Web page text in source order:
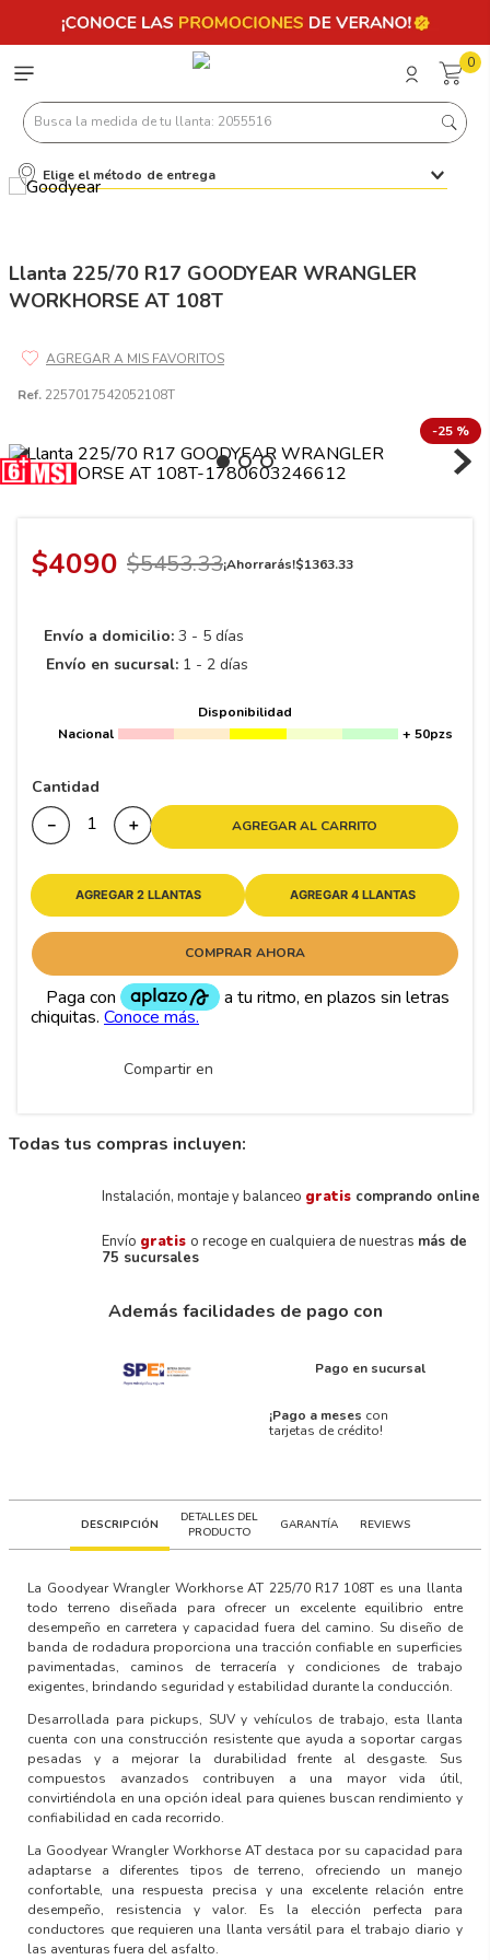
0
Busca la medida de tu llanta: 2055516
Elige el método de entrega
Llanta 225/70 R17 GOODYEAR WRANGLER
WORKHORSE AT 108T
Ref. 2257017542052108T
-25 %
$4090 $5453.33¡Ahorrarás!$1363.33
Envío a domicilio: 3 - 5 días
Envío en sucursal: 1 - 2 días
Disponibilidad
Nacional
+ 50pzs
Cantidad
＋
－ AGREGAR AL CARRITO
AGREGAR 2 LLANTAS AGREGAR 4 LLANTAS
COMPRAR AHORA
Compartir en
Todas tus compras incluyen:
Instalación, montaje y balanceo gratis comprando online
Envío gratis o recoge en cualquiera de nuestras más de
75 sucursales
Además facilidades de pago con
Pago en sucursal
¡Pago a meses con
tarjetas de crédito!
DESCRIPCIÓN
DETALLES DEL
PRODUCTO
GARANTÍA REVIEWS
La Goodyear Wrangler Workhorse AT 225/70 R17 108T es una llanta
todo terreno diseñada para ofrecer un excelente equilibrio entre
desempeño en carretera y capacidad fuera del camino. Su diseño de
banda de rodadura proporciona una tracción confiable en superficies
pavimentadas, caminos de terracería y condiciones de trabajo
exigentes, brindando seguridad y estabilidad durante la conducción.
Desarrollada para pickups, SUV y vehículos de trabajo, esta llanta
cuenta con una construcción resistente que ayuda a soportar cargas
pesadas y a mejorar la durabilidad frente al desgaste. Sus
compuestos avanzados contribuyen a una mayor vida útil,
convirtiéndola en una opción ideal para quienes buscan rendimiento y
confiabilidad en cada recorrido.
La Goodyear Wrangler Workhorse ATdestaca por su capacidad para
adaptarse a diferentes tipos de terreno, ofreciendo un manejo
confortable, una respuesta precisa y una excelente relación entre
desempeño, resistencia y valor. Es la elección perfecta para
conductores que requieren una llanta versátil para el trabajo diario y
las aventuras fuera del asfalto.
Términos más buscados
7.245
10.
265